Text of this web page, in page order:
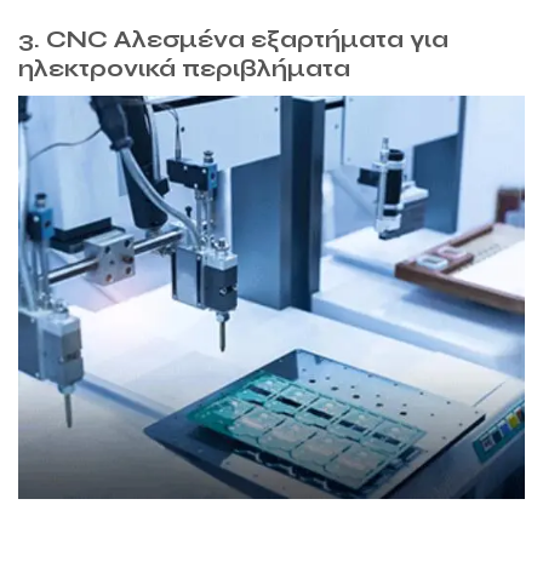
3. CNC Αλεσμένα εξαρτήματα για
ηλεκτρονικά περιβλήματα